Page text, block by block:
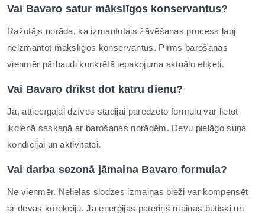
Vai Bavaro satur mākslīgos konservantus?
Ražotājs norāda, ka izmantotais žāvēšanas process ļauj
neizmantot mākslīgos konservantus. Pirms barošanas
vienmēr pārbaudi konkrētā iepakojuma aktuālo etiķeti.
Vai Bavaro drīkst dot katru dienu?
Jā, attiecīgajai dzīves stadijai paredzēto formulu var lietot
ikdienā saskaņā ar barošanas norādēm. Devu pielāgo suņa
kondīcijai un aktivitātei.
Vai darba sezonā jāmaina Bavaro formula?
Ne vienmēr. Nelielas slodzes izmaiņas bieži var kompensēt
ar devas korekciju. Ja enerģijas patēriņš mainās būtiski un